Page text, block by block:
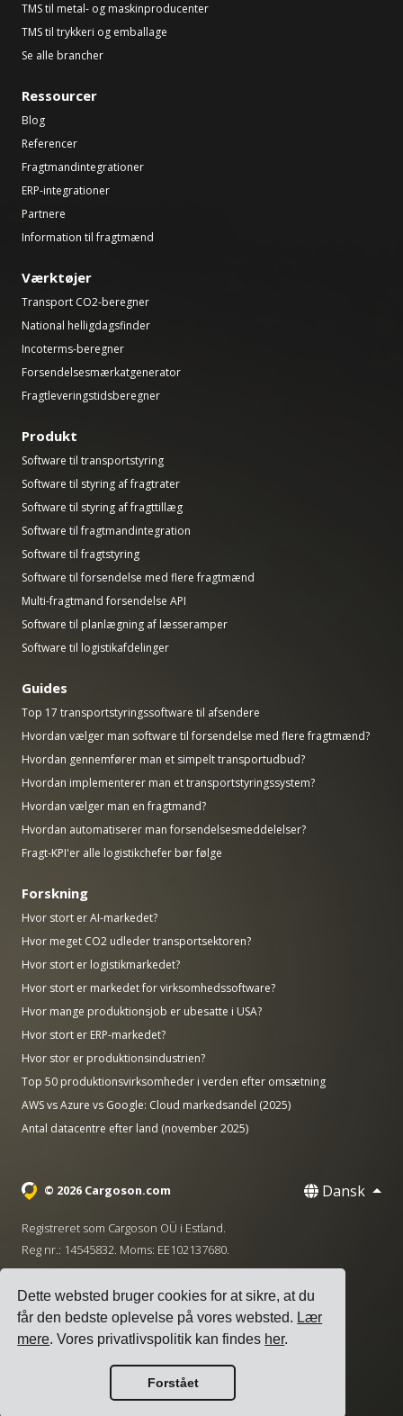
Dette websted bruger cookies for at sikre, at du
får den bedste oplevelse på vores websted. Lær
mere. Vores privatlivspolitik kan findes her.
Forstået
TMS til metal- og maskinproducenter
TMS til trykkeri og emballage
Se alle brancher
Ressourcer
Blog
Referencer
Fragtmandintegrationer
ERP-integrationer
Partnere
Information til fragtmænd
Værktøjer
Transport CO2-beregner
National helligdagsfinder
Incoterms-beregner
Forsendelsesmærkatgenerator
Fragtleveringstidsberegner
Produkt
Software til transportstyring
Software til styring af fragtrater
Software til styring af fragttillæg
Software til fragtmandintegration
Software til fragtstyring
Software til forsendelse med flere fragtmænd
Multi-fragtmand forsendelse API
Software til planlægning af læsseramper
Software til logistikafdelinger
Guides
Top 17 transportstyringssoftware til afsendere
Hvordan vælger man software til forsendelse med flere fragtmænd?
Hvordan gennemfører man et simpelt transportudbud?
Hvordan implementerer man et transportstyringssystem?
Hvordan vælger man en fragtmand?
Hvordan automatiserer man forsendelsesmeddelelser?
Fragt-KPI'er alle logistikchefer bør følge
Forskning
Hvor stort er AI-markedet?
Hvor meget CO2 udleder transportsektoren?
Hvor stort er logistikmarkedet?
Hvor stort er markedet for virksomhedssoftware?
Hvor mange produktionsjob er ubesatte i USA?
Hvor stort er ERP-markedet?
Hvor stor er produktionsindustrien?
Top 50 produktionsvirksomheder i verden efter omsætning
AWS vs Azure vs Google: Cloud markedsandel (2025)
Antal datacentre efter land (november 2025)
© 2026 Cargoson.com Dansk
Registreret som Cargoson OÜ i Estland.
Reg nr.: 14545832. Moms: EE102137680.
+372 5555 0028 · hello@cargoson.com
Servicevilkår | Privatlivspolitik Cookie-politik